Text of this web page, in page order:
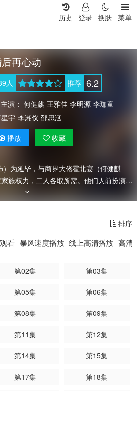
菜单
换肤
登录
历史
再心动
人 推荐 6.2
主演： 何健麒 王雅佳 李明源 李珈童
宇 李湘仪 邵思涵
播放 收藏
）为延毕，与商界大佬霍北宴（何健麒
族权力，二人各取所需。他们人前扮演恩
她暗查其企业，他悬赏追她身份。这场始
？
排序
看 暴风速度播放 线上高清播放 高清
第02集 第03集
第05集 第06集
第08集 第09集
第11集 第12集
第14集 第15集
第17集 第18集